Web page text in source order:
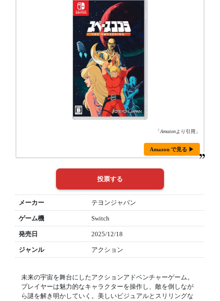
「Amazonより引用」
Amazon で見る ▶
メーカー テヨンジャパン
ゲーム機 Switch
発売日 2025/12/18
ジャンル アクション
未来の宇宙を舞台にしたアクションアドベンチャーゲーム。
プレイヤーは魅力的なキャラクターを操作し、敵を倒しなが
ら謎を解き明かしていく。美しいビジュアルとスリリングな